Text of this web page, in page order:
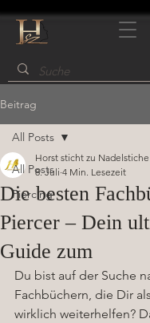
Beitrag
All Posts
Piercing
All Posts
Die besten
Piercer – Dein
Guide zum
Horst sticht zu
8. Juli 4 Min. Lesezeit
Du bist auf der Suche
Fachbüchern, die Dir
wirklich weiterhelfen?